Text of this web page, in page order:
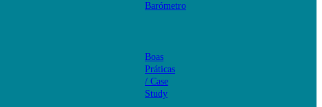
Barómetro
Boas
Práticas
/ Case
Study